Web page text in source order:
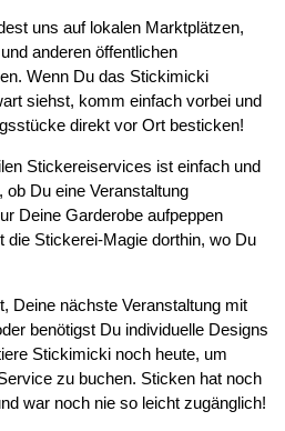
uns auf lokalen Marktplätzen,
anderen öffentlichen
Wenn Du das Stickimicki
siehst, komm einfach vorbei und
direkt vor Ort besticken!
Stickereiservices ist einfach und
Du eine Veranstaltung
Deine Garderobe aufpeppen
Stickerei-Magie dorthin, wo Du
Deine nächste Veranstaltung mit
benötigst Du individuelle Designs
Stickimicki noch heute, um
zu buchen. Sticken hat noch
war noch nie so leicht zugänglich!